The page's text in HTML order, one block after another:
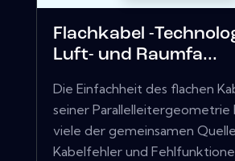
Flachkabel -
Luft- und Raumfa...
Die Einfachheit des flachen
seiner
viele der gemeinsamen
Kabelfehler und